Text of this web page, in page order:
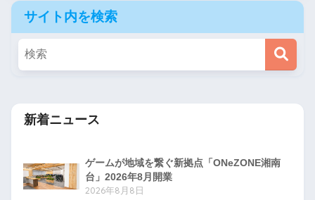
サイト内を検索
新着ニュース
ゲームが地域を繋ぐ新拠点「ONeZONE湘南
台」2026年8月開業
2026年8月8日